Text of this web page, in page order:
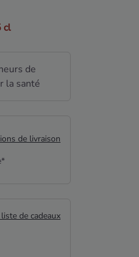
cl
de
la santé
de livraison
de cadeaux